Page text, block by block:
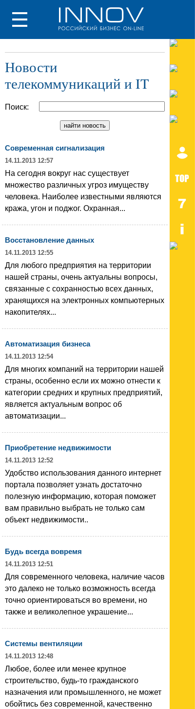
Новости
телекоммуникаций и IT
Поиск:
Современная сигнализация
14.11.2013 12:57
На сегодня вокруг нас существует
множество различных угроз имуществу
человека. Наиболее известными являются
кража, угон и поджог. Охранная...
Восстановление данных
14.11.2013 12:55
Для любого предприятия на территории
нашей страны, очень актуальны вопросы,
связанные с сохранностью всех данных,
хранящихся на электронных компьютерных
накопителях...
Автоматизация бизнеса
14.11.2013 12:54
Для многих компаний на территории нашей
страны, особенно если их можно отнести к
категории средних и крупных предприятий,
является актуальным вопрос об
автоматизации...
Приобретение недвижимости
14.11.2013 12:52
Удобство использования данного интернет
портала позволяет узнать достаточно
полезную информацию, которая поможет
вам правильно выбрать не только сам
объект недвижимости..
Будь всегда вовремя
14.11.2013 12:51
Для современного человека, наличие часов
это далеко не только возможность всегда
точно ориентироваться во времени, но
также и великолепное украшение...
Системы вентиляции
14.11.2013 12:48
Любое, более или менее крупное
строительство, будь-то гражданского
назначения или промышленного, не может
обойтись без современной, качественно